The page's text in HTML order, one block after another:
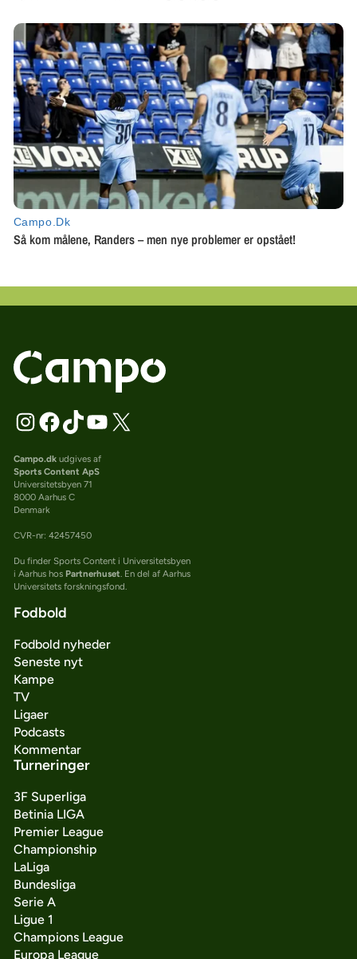
Campo.dkudgives af
Sports Content ApS
Universitetsbyen 71
8000 Aarhus C
Denmark
CVR-nr: 42457450
Du finder Sports Content i Universitetsbyen
i Aarhus hos Partnerhuset . En del af Aarhus
Universitets forskningsfond.
Fodbold
Fodbold nyheder
Seneste nyt
Kampe
TV
Ligaer
Podcasts
Kommentar
Turneringer
3F Superliga
Betinia LIGA
Premier League
Championship
LaLiga
Bundesliga
Serie A
Ligue 1
Champions League
Europa League